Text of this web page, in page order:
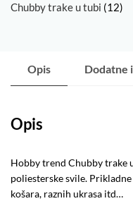
Chubby trake u tubi (12)
Opis Dodatne
Opis
Hobby trend Chubby trake
poliesterske svile.
košara, raznih ukrasa itd…